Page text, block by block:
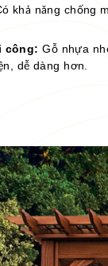
khả năng chống
công: Gỗ nhựa
dễ dàng hơn.